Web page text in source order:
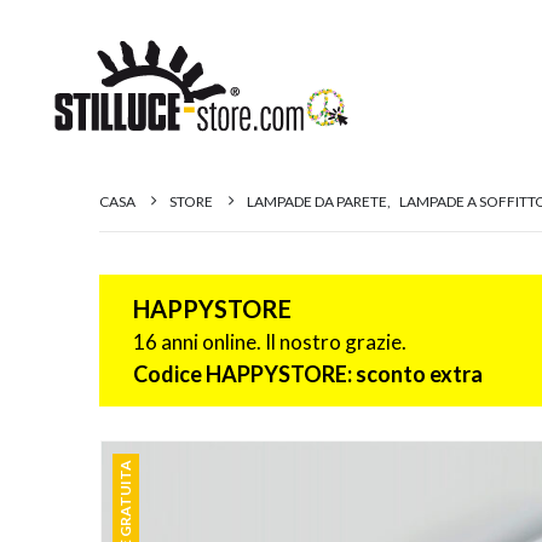
CASA STORE LAMPADE DA PARETE, LAMPADE A
HAPPYSTORE
16 anni online. Il nostro grazie.
Codice HAPPYSTORE: sconto extra